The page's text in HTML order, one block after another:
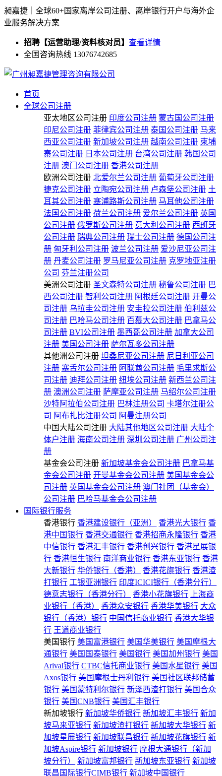
昶嘉捷｜全球60+国家离岸公司注册、离岸银行开户与海外企
业服务解决方案
招聘【运营助理/资料核对员】 查看详情
全国咨询热线 13076742685
首页
全球公司注册
亚太地区公司注册 印度公司注册 蒙古国公司注册
印尼公司注册 菲律宾公司注册 泰国公司注册 马来
西亚公司注册 新加坡公司注册 越南公司注册 柬埔
寨公司注册 日本公司注册 台湾公司注册 韩国公司
注册 澳门公司注册 香港公司注册
欧洲公司注册 北爱尔兰公司注册 葡萄牙公司注册
捷克公司注册 立陶宛公司注册 卢森堡公司注册 土
耳其公司注册 塞浦路斯公司注册 马耳他公司注册
法国公司注册 荷兰公司注册 爱尔兰公司注册 英国
公司注册 俄罗斯公司注册 意大利公司注册 西班牙
公司注册 瑞典公司注册 瑞士公司注册 德国公司注
册 匈牙利公司注册 波兰公司注册 爱沙尼亚公司注
册 丹麦公司注册 罗马尼亚公司注册 克罗地亚注册
公司 芬兰注册公司
美洲公司注册 圣文森特公司注册 秘鲁公司注册 巴
西公司注册 智利公司注册 阿根廷公司注册 开曼公
司注册 乌拉圭公司注册 安圭拉公司注册 伯利兹公
司注册 巴哈马公司注册 百慕大公司注册 巴拿马公
司注册 BVI公司注册 墨西哥公司注册 加拿大公司
注册 美国公司注册 萨尔瓦多公司注册
其他洲公司注册 坦桑尼亚公司注册 尼日利亚公司
注册 塞舌尔公司注册 阿联酋公司注册 毛里求斯公
司注册 迪拜公司注册 纽埃公司注册 新西兰公司注
册 澳洲公司注册 萨摩亚公司注册 马绍尔公司注册
沙特阿拉伯公司注册 巴林注册公司 卡塔尔注册公
司 阿布扎比注册公司 阿曼注册公司
中国大陆公司注册 大陆其他地区公司注册 大陆个
体户注册 海南公司注册 深圳公司注册 广州公司注
册
基金会公司注册 新加坡基金会公司注册 巴拿马基
金会公司注册 开曼基金会公司注册 美国基金会公
司注册 英国基金会公司注册 澳门社团（基金会）
公司注册 巴哈马基金会公司注册
国际银行服务
香港银行 香港建设银行（亚洲） 香港光大银行 香
港中国银行 香港交通银行 香港招商永隆银行 香港
中信银行 香港汇丰银行 香港创兴银行 香港星展银
行 香港恒生银行 南洋商业银行 香港东亚银行 香港
大新银行 华侨银行（香港） 香港花旗银行 香港渣
打银行 工银亚洲银行 印度ICICI银行（香港分行）
德意志银行（香港分行）
香港小花旗银行
上海商
业银行（香港）
香港众安银行 香港华美银行 大众
银行（香港）银行 中国信托商业银行 香港大华银
行 王道商业银行
美国银行 美国富港银行 美国华美银行 美国摩根大
通银行 美国国泰银行 美国银行 美国加州银行 美国
Arival银行 CTBC信托商业银行 美国水星银行 美国
Axos银行 美国摩根士丹利银行 美国社区联邦储蓄
银行 美国蒙特利尔银行 新泽西渣打银行 美国合众
银行 美国CNB银行 美国汇丰银行
新加坡银行 新加坡华侨银行 新加坡汇丰银行 新加
坡马来亚银行 新加坡渣打银行 新加坡大华银行 新
加坡星展银行 新加坡联昌银行 新加坡花旗银行 新
加坡Aspire银行 新加坡银行 摩根大通银行（新加
坡分行）
新加坡富邦银行 新加坡东亚银行 新加坡
联昌国际银行CIMB银行 新加坡中国银行